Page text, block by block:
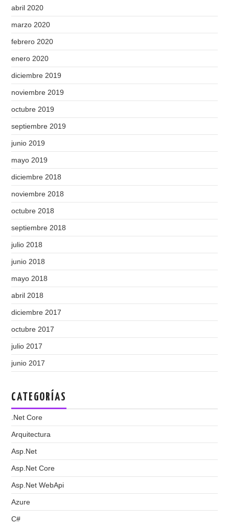
abril 2020
marzo 2020
febrero 2020
enero 2020
diciembre 2019
noviembre 2019
octubre 2019
septiembre 2019
junio 2019
mayo 2019
diciembre 2018
noviembre 2018
octubre 2018
septiembre 2018
julio 2018
junio 2018
mayo 2018
abril 2018
diciembre 2017
octubre 2017
julio 2017
junio 2017
CATEGORÍAS
.Net Core
Arquitectura
Asp.Net
Asp.Net Core
Asp.Net WebApi
Azure
C#